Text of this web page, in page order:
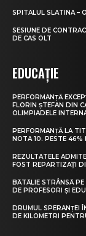
SPITALUL SLATINA –
SESIUNE DE
DE CAS OLT
EDUCAȚIE
PERFORMANȚĂ
FLORIN ȘTEFAN DIN
OLIMPIADELE
PERFORMANȚĂ LA
NOTA 10. PESTE 46%
REZULTATELE
FOST REPARTIZAȚI
BĂTĂLIE STRÂNSĂ
DE PROFESORI ȘI
DRUMUL SPERANȚEI
DE KILOMETRI